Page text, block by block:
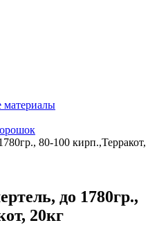
материалы
80-100 кирп.,Терракот,
до 1780гр.,
20кг